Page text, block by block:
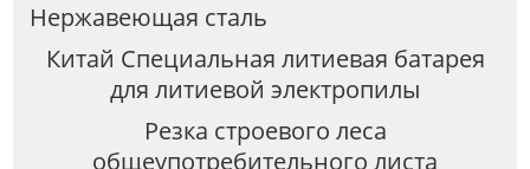
Нержавеющая сталь
Китай Специальная литиевая батарея
для литиевой электропилы
Резка строевого леса
общеупотребительного листа